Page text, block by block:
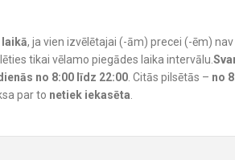
, ja vien izvēlētajai (-ām) precei (-ēm)
tikai vēlamo piegādes laika intervālu.
no 8:00 līdz 22:00 . Citās pilsētās – no
par to netiek iekasēta